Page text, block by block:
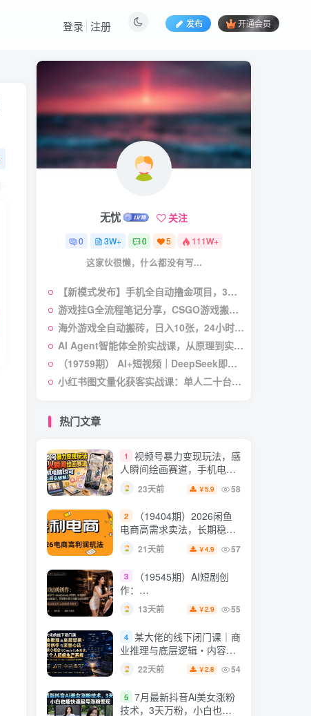
发布 开通会员
登录 注册
视频号暴力变现玩法，感
人瞬间绘画赛道，手机电脑
均可23天前 ￥5.9 58
（19404期）2026闲鱼
电商高需求卖法，长期稳定
3 （19545期）AI短剧创
作：
ChatGPT+Seedance2.0教
程，从零制作恶毒女配短
全流程
13天前
4
某大佬的线下闭门课｜商
业推理与底层逻辑・内容创
作与流量心法・AI核心概念
与Claude Code实战，打造
个人超级生产系统【录音
+图片】
22天前
5 7月最新抖音Ai美女涨粉
技术，3天万粉，小白也能
快速起号涨粉变现
27天前 ￥4.9 54
件实战经验
无忧 关注
0 3W+ 0 5 111W+
这家伙很懒，什么都没有写...
【新模式发布】手机全自动撸金项目，3台手机一天200+，保姆级教程及全套工具【揭秘】
游戏挂G全流程笔记分享，CSGO游戏搬砖，小白看了当天学会见收益【揭秘】
海外游戏全自动搬砖，日入10张，24小时全自动运行，无需人工值守，绿色稳定！【揭秘】
AI Agent智能体全阶实战课，从原理到实操，手把手搭建可自动运行的AI Agent
（19759期） AI+短视频｜DeepSeek即梦豆包小云雀全工具教学，从账号定位到剪映剪辑，零基础也能快速上手做爆款
小红书图文量化获客实战课：单人二十台设备矩阵搭建，标准化流程高效批量引流获客
热门文章
1
视频号暴力变现玩法，感
人瞬间绘画赛道，手机电脑
均可 23天前 ￥5.9 58
2
（19404期）2026闲鱼
电商高需求卖法，长期稳定
可做，一单利润300
21天前 ￥4.9 57
3
（19545期）AI短剧创
作：
ChatGPT+Seedance2.0教
程，从零制作恶毒女配短
全流程
13天前 ￥2.9 55
4 某大佬的线下闭门课｜商
业推理与底层逻辑・内容创
作与流量心法・AI核心概念
与Claude Code实战，打造
个人超级生产系统【录音
+图片】
22天前 ￥2.8 54
5 7月最新抖音Ai美女涨粉
技术，3天万粉，小白也能